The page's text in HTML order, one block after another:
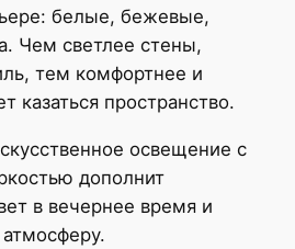
белые, бежевые,
Чем светлее стены,
тем комфортнее и
казаться пространство.
освещение с
дополнит
в вечернее время и